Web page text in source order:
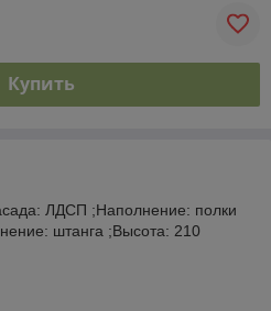
Купить
ЛДСП ;Наполнение: полки
штанга ;Высота: 210